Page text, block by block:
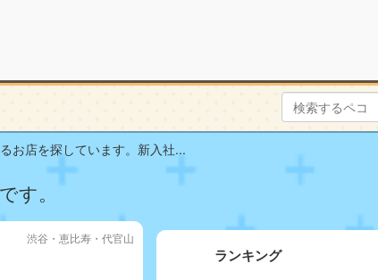
お店を探しています。新入社...
す。
渋谷・恵比寿・代官山
ランキング